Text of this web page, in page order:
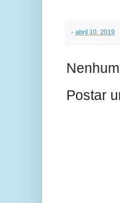
- abril 10, 2019
Postar